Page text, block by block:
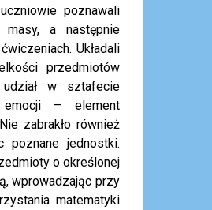
poznawali
a następnie
Układali
przedmiotów
w sztafecie
emocji – element
zabrakło również
poznane jednostki.
o określonej
wprowadzając przy
matematyki